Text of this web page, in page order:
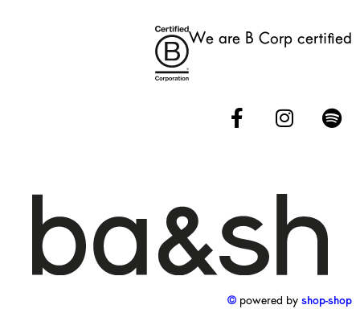
We are B Corp certified
powered by shop-shop ©️